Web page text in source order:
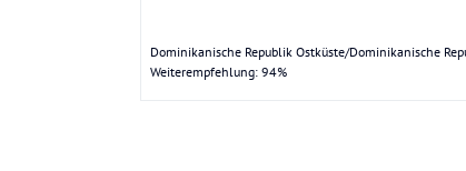
Dominikanische Republik Ostküste/Dominikanische
Weiterempfehlung: 94%